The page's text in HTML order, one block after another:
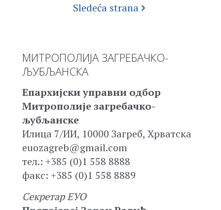
Sledeća strana
МИТРОПОЛИЈА ЗАГРЕБАЧКО-
ЉУБЉАНСКА
Епархијски управни одбор
Митрополије загребачко-
љубљанске
Илица 7/ИИ, 10000 Загреб, Хрватска
euozagreb@gmail.com
тел.: +385 (0)1 558 8888
факс: +385 (0)1 558 8889
Секретар ЕУО